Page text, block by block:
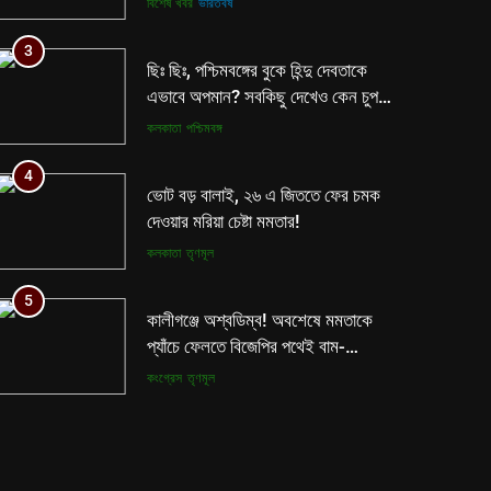
3
ছিঃ ছিঃ, পশ্চিমবঙ্গের বুকে হিন্দু দেবতাকে
এভাবে অপমান? সবকিছু দেখেও কেন চুপ
মমতা পুলিশ?
কলকাতা পশ্চিমবঙ্গ
4
ভোট বড় বালাই, ২৬ এ জিততে ফের চমক
দেওয়ার মরিয়া চেষ্টা মমতার!
কলকাতা তৃণমূল
5
কালীগঞ্জে অশ্বডিম্ব! অবশেষে মমতাকে
প্যাঁচে ফেলতে বিজেপির পথেই বাম-
কংগ্রেস?
কংগ্রেস তৃণমূল